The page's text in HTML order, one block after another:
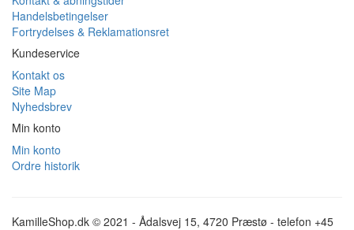
Handelsbetingelser
Fortrydelses & Reklamationsret
Kundeservice
Kontakt os
Site Map
Nyhedsbrev
Min konto
Min konto
Ordre historik
KamilleShop.dk © 2021 - Ådalsvej 15, 4720 Præstø - telefon +45